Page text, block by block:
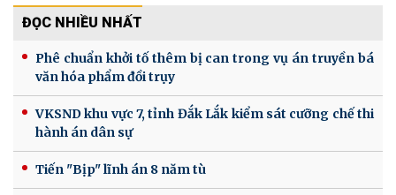
ĐỌC NHIỀU NHẤT
Phê chuẩn khởi tố thêm bị can trong vụ án truyền bá
văn hóa phẩm đồi trụy
VKSND khu vực 7, tỉnh Đắk Lắk kiểm sát cưỡng chế thi
hành án dân sự
Tiến "Bịp" lĩnh án 8 năm tù